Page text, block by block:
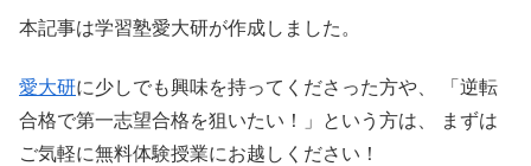
本記事は学習塾愛大研が作成しました。
愛大研に少しでも興味を持ってくださった方や、 「逆転
合格で第一志望合格を狙いたい！」という方は、 まずは
ご気軽に無料体験授業にお越しください！